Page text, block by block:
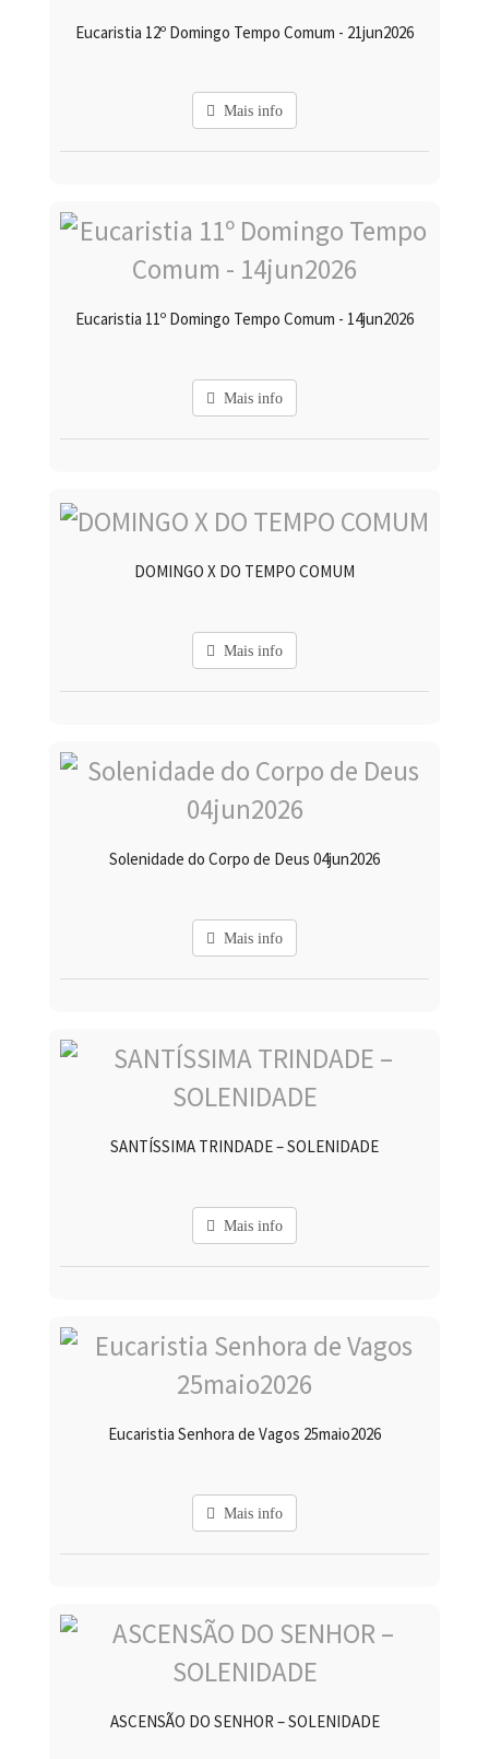
Eucaristia 12º Domingo Tempo Comum - 21jun2026
Mais info
Eucaristia 11º Domingo Tempo Comum - 14jun2026
Mais info
DOMINGO X DO TEMPO COMUM
Mais info
Solenidade do Corpo de Deus 04jun2026
Mais info
SANTÍSSIMA TRINDADE – SOLENIDADE
Mais info
Eucaristia Senhora de Vagos 25maio2026
Mais info
ASCENSÃO DO SENHOR – SOLENIDADE